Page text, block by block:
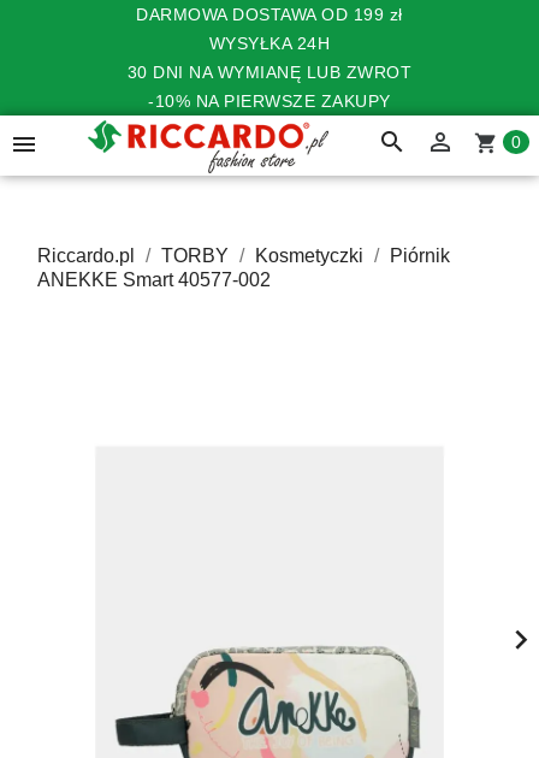
DARMOWA DOSTAWA OD 199 zł
WYSYŁKA 24H
30 DNI NA WYMIANĘ LUB ZWROT
-10% NA PIERWSZE ZAKUPY
 search  shopping_cart 0
Riccardo.pl TORBY Kosmetyczki
Piórnik
ANEKKE Smart 40577-002
